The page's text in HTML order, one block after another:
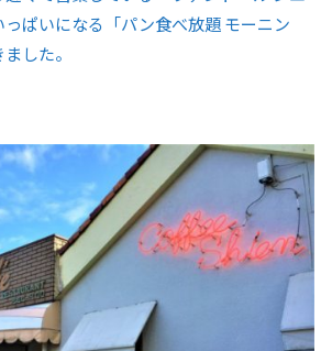
ぱいになる「パン食べ放題 モーニン
した。